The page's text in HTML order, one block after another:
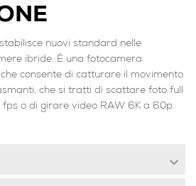
stabilisce nuovi standard nelle
ibride. È una fotocamera
consente di catturare il movimento
che si tratti di scattare foto full
o di girare video RAW 6K a 60p.